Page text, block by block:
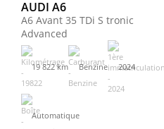
AUDI A6
A6 Avant 35 TDi S tronic
Advanced
19 822 km Benzine 2024
Automatique